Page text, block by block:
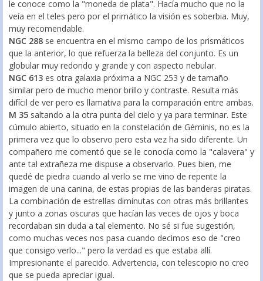
le conoce como la "moneda de plata". Hacía mucho que no la
veía en el teles pero por el primático la visión es soberbia. Muy,
muy recomendable.
NGC 288 se encuentra en el mismo campo de los prismáticos
que la anterior, lo que refuerza la belleza del conjunto. Es un
globular muy redondo y grande y con aspecto nebular.
NGC 613 es otra galaxia próxima a NGC 253 y de tamaño
similar pero de mucho menor brillo y contraste. Resulta más
difícil de ver pero es llamativa para la comparación entre ambas.
M 35 saltando a la otra punta del cielo y ya para terminar. Este
cúmulo abierto, situado en la constelación de Géminis, no es la
primera vez que lo observo pero esta vez ha sido diferente. Un
compañero me comentó que se le conocía como la "calavera" y
ante tal extrañeza me dispuse a observarlo. Pues bien, me
quedé de piedra cuando al verlo se me vino de repente la
imagen de una canina, de estas propias de las banderas piratas.
La combinación de estrellas diminutas con otras más brillantes
y junto a zonas oscuras que hacían las veces de ojos y boca
recordaban sin duda a tal elemento. No sé si fue sugestión,
como muchas veces nos pasa cuando decimos eso de "creo
que consigo verlo..." pero la verdad es que estaba allí.
Impresionante el parecido. Advertencia, con telescopio no creo
que se pueda apreciar igual.